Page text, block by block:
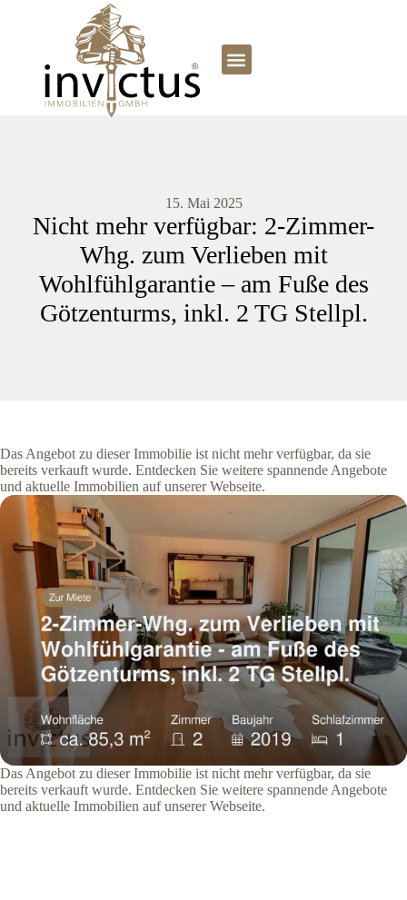
15. Mai 2025
Nicht mehr verfügbar: 2-Zimmer-
Whg. zum Verlieben mit
Wohlfühlgarantie – am Fuße des
Götzenturms, inkl. 2 TG Stellpl.
Das Angebot zu dieser Immobilie ist nicht mehr verfügbar, da sie
bereits verkauft wurde. Entdecken Sie weitere spannende Angebote
und aktuelle Immobilien auf unserer Webseite.
Das Angebot zu dieser Immobilie ist nicht mehr verfügbar, da sie
bereits verkauft wurde. Entdecken Sie weitere spannende Angebote
und aktuelle Immobilien auf unserer Webseite.